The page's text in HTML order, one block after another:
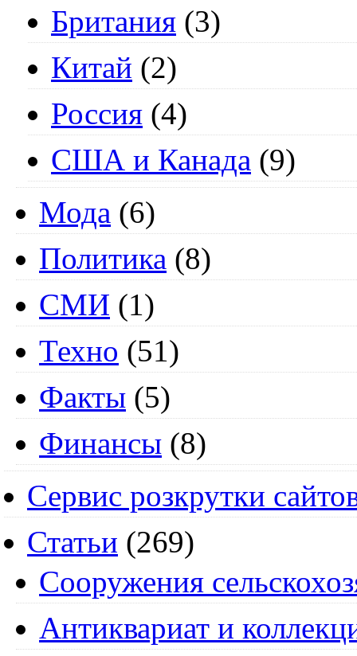
Британия (3)
Китай (2)
Россия (4)
США и Канада (9)
Мода (6)
Политика (8)
СМИ (1)
Техно (51)
Факты (5)
Финансы (8)
Сервис розкрутки
Статьи (269)
Cооружения
Антиквариат и